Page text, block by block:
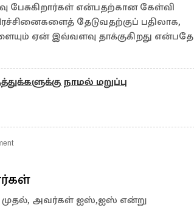
என்பதற்கான கேள்வி
தேடுவதற்குப் பதிலாக,
ஏன் இவ்வளவு தாக்குகிறது என்பதே
நாமல் மறுப்பு
முதல், அவர்கள் ஐஸ்,ஐஸ் என்று